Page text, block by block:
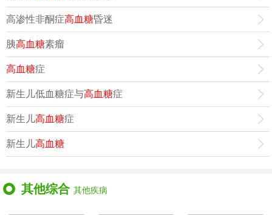
高渗性非酮症高血糖昏迷
胰高血糖素瘤
高血糖症
新生儿低血糖症与高血糖症
新生儿高血糖症
新生儿高血糖
其他综合 其他疾病